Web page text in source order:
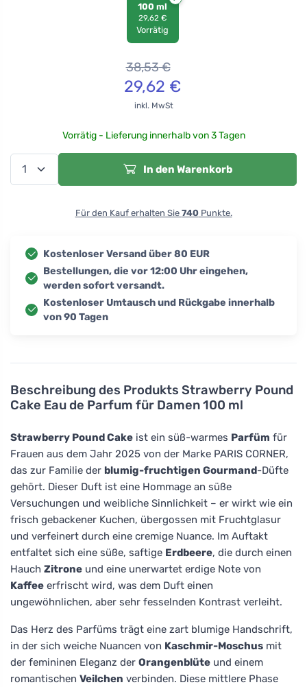
Beschreibung des Produkts Strawberry Pound
Cake Eau de Parfum für Damen 100 ml
Strawberry Pound Cake ist ein süß-warmes Parfüm für
Frauen aus dem Jahr 2025 von der Marke PARIS CORNER,
das zur Familie der blumig-fruchtigen Gourmand-Düfte
gehört. Dieser Duft ist eine Hommage an süße
Versuchungen und weibliche Sinnlichkeit – er wirkt wie ein
frisch gebackener Kuchen, übergossen mit Fruchtglasur
und verfeinert durch eine cremige Nuance. Im Auftakt
entfaltet sich eine süße, saftige Erdbeere, die durch einen
Hauch Zitrone und eine unerwartet erdige Note von
Kaffee erfrischt wird, was dem Duft einen
ungewöhnlichen, aber sehr fesselnden Kontrast verleiht.
Das Herz des Parfüms trägt eine zart blumige Handschrift,
in der sich weiche Nuancen von Kaschmir-Moschus mit
der femininen Eleganz der Orangenblüte und einem
romantischen Veilchen verbinden. Diese mittlere Phase
100 ml
29,62 €
Vorrätig
38,53€
29,62 €
inkl. MwSt
Vorrätig - Lieferung innerhalb von 3 Tagen
In den Warenkorb
Für den Kauf erhalten Sie 740Punkte.
Kostenloser Versand über 80 EUR
Bestellungen, die vor 12:00 Uhr eingehen,
werden sofort versandt.
Kostenloser Umtausch und Rückgabe innerhalb
von 90 Tagen